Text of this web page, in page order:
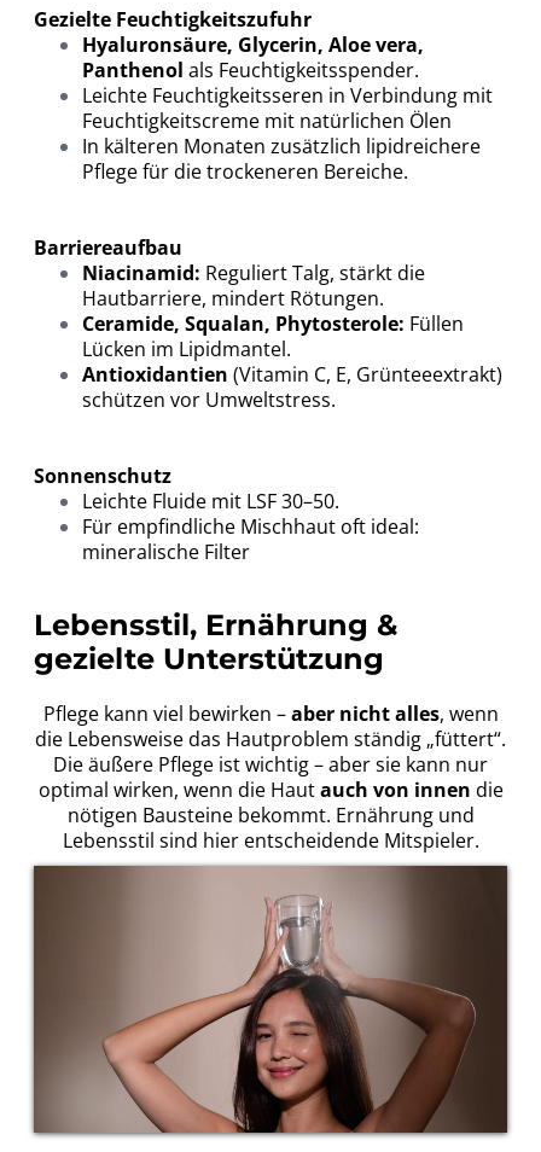
Gezielte Feuchtigkeitszufuhr
Hyaluronsäure, Glycerin, Aloe vera,
Panthenol als Feuchtigkeitsspender.
Leichte Feuchtigkeitsseren in Verbindung mit
Feuchtigkeitscreme mit natürlichen Ölen
In kälteren Monaten zusätzlich lipidreichere
Pflege für die trockeneren Bereiche.
Barriereaufbau
Niacinamid: Reguliert Talg, stärkt die
Hautbarriere, mindert Rötungen.
Ceramide, Squalan, Phytosterole: Füllen
Lücken im Lipidmantel.
Antioxidantien (Vitamin C, E, Grünteeextrakt)
schützen vor Umweltstress.
Sonnenschutz
Leichte Fluide mit LSF 30–50.
Für empfindliche Mischhaut oft ideal:
mineralische Filter
Lebensstil, Ernährung &
gezielte Unterstützung
Pflege kann viel bewirken –aber nicht alles, wenn
die Lebensweise das Hautproblem ständig „füttert“.
Die äußere Pflege ist wichtig – aber sie kann nur
optimal wirken, wenn die Hautauch von innen die
nötigen Bausteine bekommt. Ernährung und
Lebensstil sind hier entscheidende Mitspieler.